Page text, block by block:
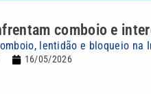
comboio e
lentidão e bloqueio na
16/05/2026